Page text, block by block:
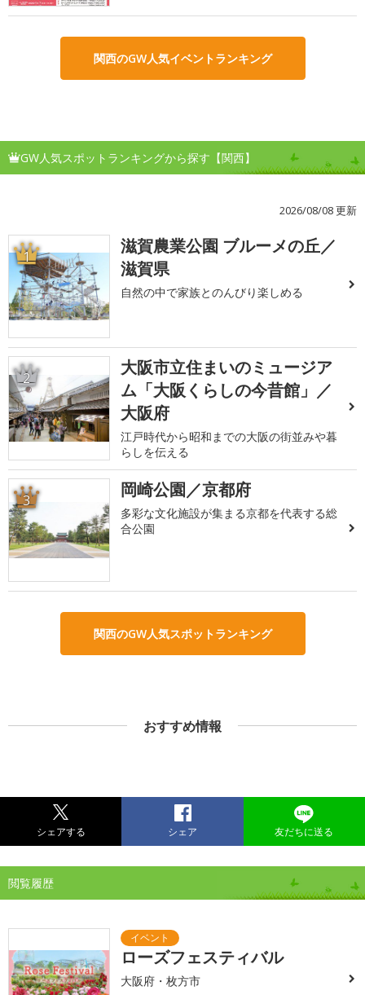
関西のGW人気イベントランキング
GW人気スポットランキングから探す【関西】
2026/08/08 更新
1
滋賀農業公園 ブルーメの丘／
滋賀県
自然の中で家族とのんびり楽しめる
2
大阪市立住まいのミュージア
ム「大阪くらしの今昔館」／
大阪府
江戸時代から昭和までの大阪の街並みや暮
らしを伝える
3 岡崎公園／京都府
多彩な文化施設が集まる京都を代表する総
合公園
関西のGW人気スポットランキング
おすすめ情報
シェアする シェア 友だちに送る
閲覧履歴
ローズフェスティバル
大阪府・枚方市